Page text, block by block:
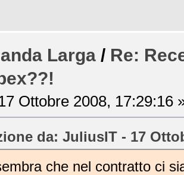
Larga / Re:
Ottobre 2008, 17:29:16
da: JuliusIT - 17
che nel contratto ci